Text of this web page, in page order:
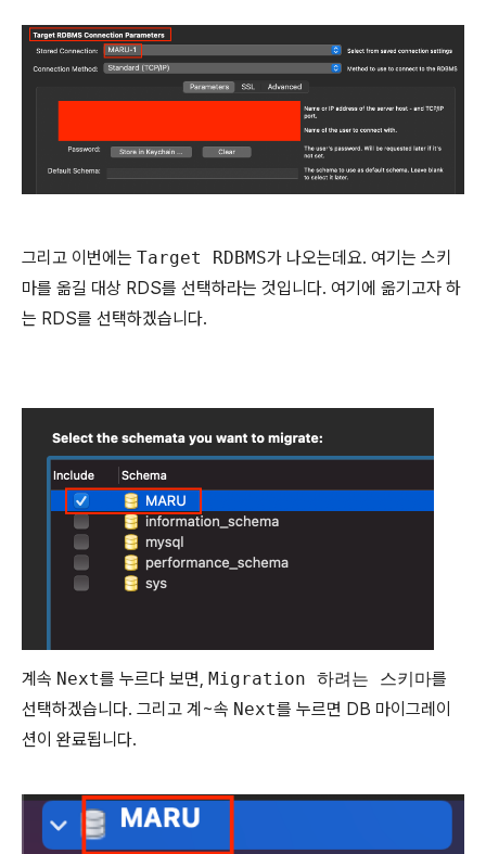
그리고 이번에는 Target RDBMS가 나오는데요. 여기는 스키
마를 옮길 대상 RDS를 선택하라는 것입니다. 여기에 옮기고자 하
는 RDS를 선택하겠습니다.
계속 Next를 누르다 보면, Migration 하려는 스키마를
선택하겠습니다. 그리고 계~속 Next를 누르면 DB 마이그레이
션이 완료됩니다.